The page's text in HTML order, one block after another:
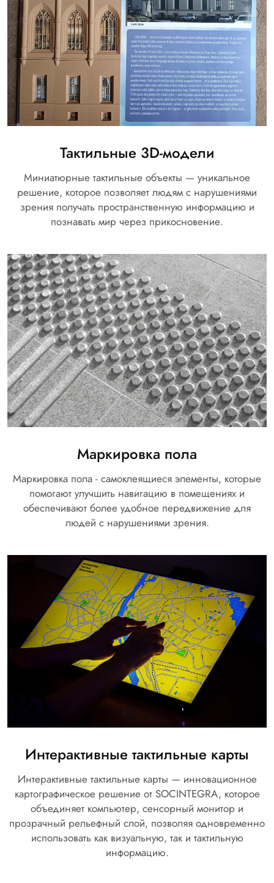
Тактильные 3D-модели
Миниатюрные тактильные объекты — уникальное
решение, которое позволяет людям с нарушениями
зрения получать пространственную информацию и
познавать мир через прикосновение.
Маркировка пола
Маркировка пола - самоклеящиеся элементы, которые
помогают улучшить навигацию в помещениях и
обеспечивают более удобное передвижение для
людей с нарушениями зрения.
Интерактивные тактильные карты
Интерактивные тактильные карты — инновационное
картографическое решение от SOCINTEGRA, которое
объединяет компьютер, сенсорный монитор и
прозрачный рельефный слой, позволяя одновременно
использовать как визуальную, так и тактильную
информацию.